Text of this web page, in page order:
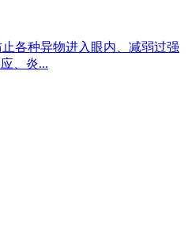
各种异物进入眼内、减弱过强
、炎...